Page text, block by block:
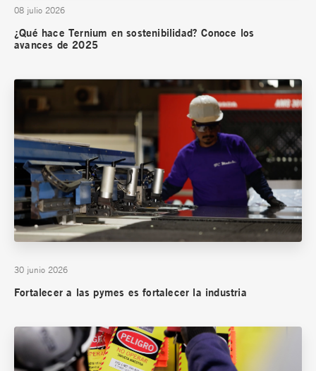
08 julio 2026
¿Qué hace Ternium en sostenibilidad? Conoce los
avances de 2025
30 junio 2026
Fortalecer a las pymes es fortalecer la industria